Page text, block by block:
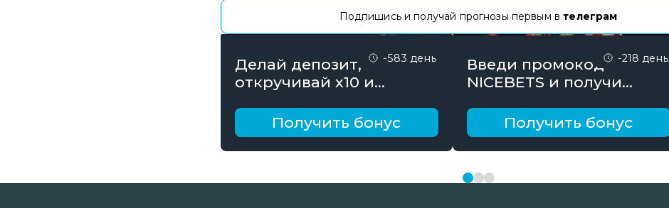
Подпишись и получай прогнозы первым втелеграм
-583 день
Делай депозит,
откручивай х10 и
рублейПолучить бонус
-218 день
Введи промокод
NICEBETS и получи
Получить бонус